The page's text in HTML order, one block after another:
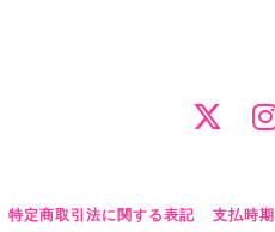
特定商取引法に関する表記 支払時